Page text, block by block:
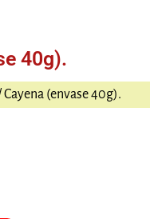
40g).
Cayena (envase 40g).